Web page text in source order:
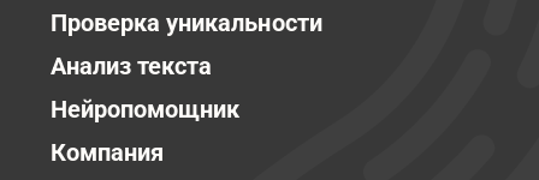
Проверка уникальности
Анализ текста
Нейропомощник
Компания